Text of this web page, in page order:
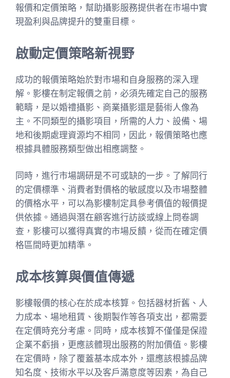
報價和定價策略，幫助攝影服務提供者在市場中實
現盈利與品牌提升的雙重目標。
啟動定價策略新視野
成功的報價策略始於對市場和自身服務的深入理
解。影樓在制定報價之前，必須先確定自己的服務
範疇，是以婚禮攝影、商業攝影還是藝術人像為
主。不同類型的攝影項目，所需的人力、設備、場
地和後期處理資源均不相同，因此，報價策略也應
根據具體服務類型做出相應調整。
同時，進行市場調研是不可或缺的一步。了解同行
的定價標準、消費者對價格的敏感度以及市場整體
的價格水平，可以為影樓制定具參考價值的報價提
供依據。通過與潛在顧客進行訪談或線上問卷調
查，影樓可以獲得真實的市場反饋，從而在確定價
格區間時更加精準。
成本核算與價值傳遞
影樓報價的核心在於成本核算。包括器材折舊、人
力成本、場地租賃、後期製作等各項支出，都需要
在定價時充分考慮。同時，成本核算不僅僅是保證
企業不虧損，更應該體現出服務的附加價值。影樓
在定價時，除了覆蓋基本成本外，還應該根據品牌
知名度、技術水平以及客戶滿意度等因素，為自己